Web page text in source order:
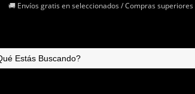
🚚 Envíos gratis en seleccionados / Compras